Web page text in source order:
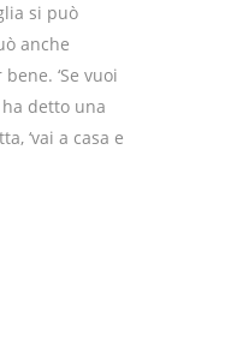
si può
anche
‘Se vuoi
detto una
‘vai a casa e